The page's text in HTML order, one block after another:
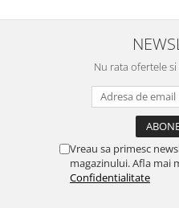
Nu rata ofertele
Vreau sa primesc
magazinului. Afla mai
Confidentialitate